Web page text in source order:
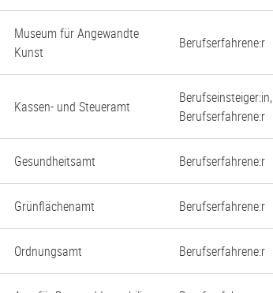
Museum für Angewandte
Kunst
Berufserfahrene:r
Kassen- und Steueramt
Berufseinsteiger:in,
Berufserfahrene:r
Gesundheitsamt Berufserfahrene:r
Grünflächenamt Berufserfahrene:r
Ordnungsamt Berufserfahrene:r